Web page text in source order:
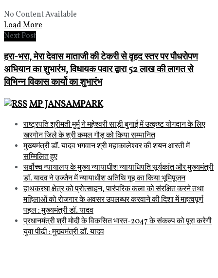
No Content Available
Load More
Next Post
हरा-भरा, मेरा देवास माताजी की टेकरी से वृहद स्तर पर पौधरोपण
अभियान का शुभारंभ, विधायक पवार द्वारा 52 लाख की लागत से
विभिन्न विकास कार्यो का शुभारंभ
MP JANSAMPARK
राष्ट्रपति श्रीमती मुर्मु ने महेश्वरी साड़ी बुनाई में उत्कृष्ट योगदान के लिए
खरगोन जिले के श्री कमल गौड़ को किया सम्मानित
मुख्यमंत्री डॉ. यादव भगवान श्री महाकालेश्‍वर की शयन आरती में
सम्मिलित हुए
सर्वोच्च न्यायालय के मुख्‍य न्‍यायाधीश न्यायाधिपति सूर्यकांत और मुख्यमंत्री
डॉ. यादव ने उज्जैन में न्यायाधीश अतिथि गृह का किया भूमिपूजन
हाथकरघा क्षेत्र को प्रोत्साहन, पारंपरिक कला को संरक्षित करने तथा
महिलाओं को रोजगार के अवसर उपलब्धर करवाने की दिशा में महत्वपूर्ण
पहल : मुख्यमंत्री डॉ. यादव
प्रधानमंत्री श्री मोदी के विकसित भारत-2047 के संकल्प को पूरा करेगी
युवा पीढ़ी : मुख्यमंत्री डॉ. यादव